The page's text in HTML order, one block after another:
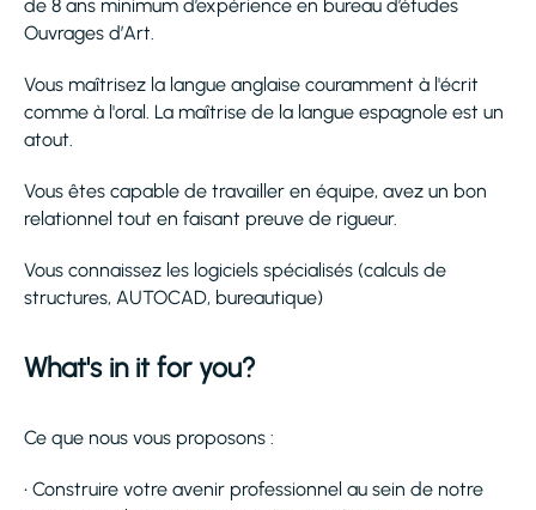
de 8 ans minimum d’expérience en bureau d’études
Ouvrages d’Art.
Vous maîtrisez la langue anglaise couramment à l'écrit
comme à l'oral. La maîtrise de la langue espagnole est un
atout.
Vous êtes capable de travailler en équipe, avez un bon
relationnel tout en faisant preuve de rigueur.
Vous connaissez les logiciels spécialisés (calculs de
structures, AUTOCAD, bureautique)
What's in it for you?
Ce que nous vous proposons :
• Construire votre avenir professionnel au sein de notre